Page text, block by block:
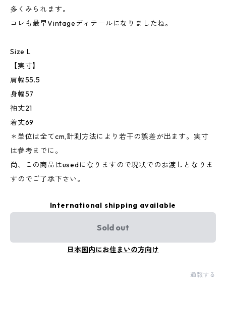
多くみられます。
コレも最早Vintageディテールになりましたね。
Size L
【実寸】
肩幅55.5
身幅57
袖丈21
着丈69
＊単位は全てcm,計測方法により若干の誤差が出ます。実寸
は参考までに。
尚、この商品はusedになりますので現状でのお渡しとなりま
すのでご了承下さい。
International shipping available
Sold out
日本国内にお住まいの方向け
通報する